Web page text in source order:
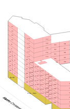
9
7
68
67
66
65
64
63
62
61
60
59
5
4
37
36
35
34
33 32
31
3
29 28
27 26
25 24
230
23
229
228
227
226
225
224
223
222
221
220
22
219
218
217
216
215
214
213
212
211
210
21
209
208
207
206
205
204
203
202
201
200
20
2
199
198
197
196
195
18
17
15
13
11
1
Føtex / Netto
Apotek